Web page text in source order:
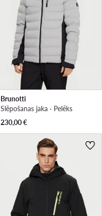
Brunotti
Slēpošanas jaka · Pelēks
230,00€